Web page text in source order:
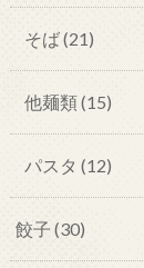
そば(21)
他麺類(15)
パスタ (12)
餃子 (30)